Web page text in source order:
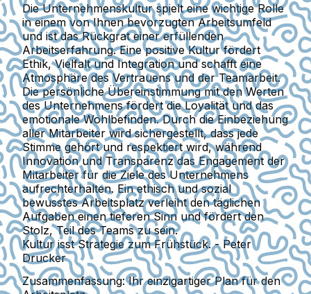
Die Unternehmenskultur spielt eine wichtige Rolle
in einem von Ihnen bevorzugten Arbeitsumfeld
und ist das Rückgrat einer erfüllenden
Arbeitserfahrung. Eine positive Kultur fördert
Ethik, Vielfalt und Integration und schafft eine
Atmosphäre des Vertrauens und der Teamarbeit.
Die persönliche Übereinstimmung mit den Werten
des Unternehmens fördert die Loyalität und das
emotionale Wohlbefinden. Durch die Einbeziehung
aller Mitarbeiter wird sichergestellt, dass jede
Stimme gehört und respektiert wird, während
Innovation und Transparenz das Engagement der
Mitarbeiter für die Ziele des Unternehmens
aufrechterhalten. Ein ethisch und sozial
bewusstes Arbeitsplatz verleiht den täglichen
Aufgaben einen tieferen Sinn und fördert den
Stolz, Teil des Teams zu sein.
Kultur isst Strategie zum Frühstück. - Peter
Drucker
Zusammenfassung: Ihr einzigartiger Plan für den